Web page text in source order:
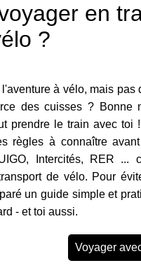
en
?
à vélo, mais pas
des cuisses ? Bonne
prendre le train avec toi
règles à connaître
Intercités, RER ...
de vélo. Pour
un guide simple et
- et toi aussi.
Voyager